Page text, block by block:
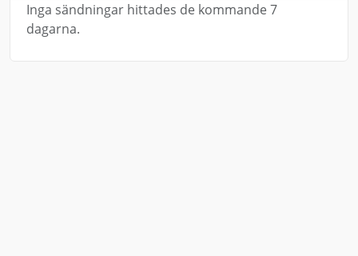
Inga sändningar hittades de kommande 7
dagarna.